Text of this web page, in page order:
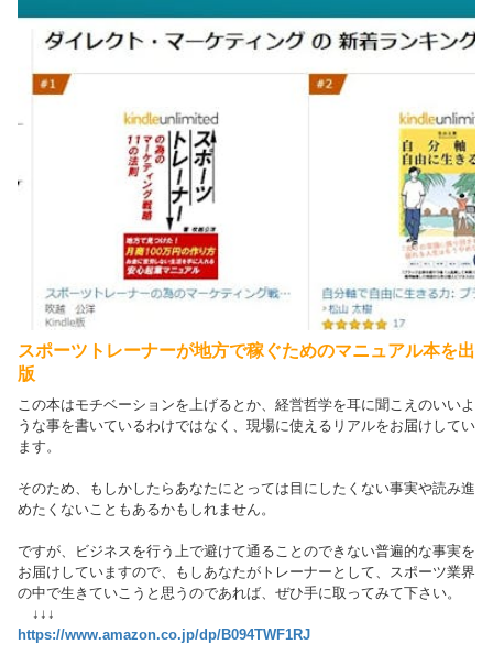
スポーツトレーナーが地方で稼ぐためのマニュアル本を出
版
この本はモチベーションを上げるとか、経営哲学を耳に聞こえのいいよ
うな事を書いているわけではなく、現場に使えるリアルをお届けしてい
ます。
そのため、もしかしたらあなたにとっては目にしたくない事実や読み進
めたくないこともあるかもしれません。
ですが、ビジネスを行う上で避けて通ることのできない普遍的な事実を
お届けしていますので、もしあなたがトレーナーとして、スポーツ業界
の中で生きていこうと思うのであれば、ぜひ手に取ってみて下さい。
↓↓↓
https://www.amazon.co.jp/dp/B094TWF1RJ